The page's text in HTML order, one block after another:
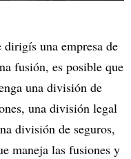
una empresa de
fusión, es posible que
una división de
una división legal
división de seguros,
maneja las fusiones y